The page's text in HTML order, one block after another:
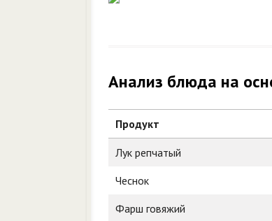
Анализ блюда на
Продукт
Лук репчатый
Чеснок
Фарш говяжий